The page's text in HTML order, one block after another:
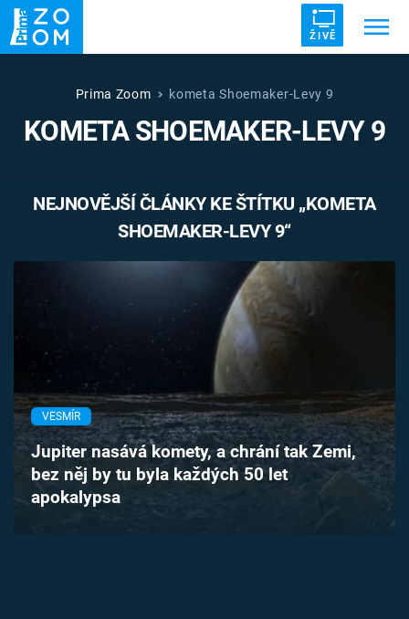
ŽIVĚ
ZRÁDCI DRUHÁ SVĚTOVÁ VÁLKA
ZÁHADY VETŘELCI DÁVNOVĚKU
TV Program
Časopis
Sledujte prima+
Prima Zoom kometa Shoemaker-Levy 9
KOMETA SHOEMAKER-LEVY 9
NEJNOVĚJŠÍ ČLÁNKY KE ŠTÍTKU „KOMETA
SHOEMAKER-LEVY 9“
VESMÍR
Jupiter nasává komety, a chrání tak Zemi,
bez něj by tu byla každých 50 let
apokalypsa